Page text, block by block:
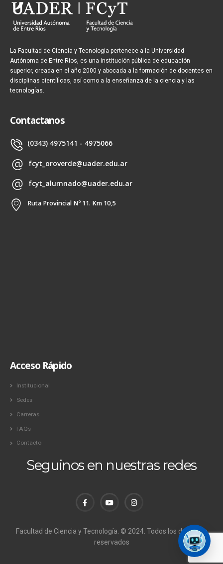
La Facultad de Ciencia y Tecnología pertenece a la Universidad
Autónoma de Entre Ríos, es una institución pública de educación
superior, creada en el año 2000 y abocada a la formación de docentes en
disciplinas científicas, así como a la enseñanza de la ciencia y las
tecnologías.
Contactanos
(0343) 4975141 - 4975066
fcyt_oroverde@uader.edu.ar
fcyt_alumnado@uader.edu.ar
Ruta Provincial Nº 11. Km 10,5
Acceso Rápido
Institucional
Sedes
Carreras
FAQs
Contacto
Seguinos en nuestras redes
Facultad de Ciencia y Tecnología. © 2024. Todos los derechos
reservados